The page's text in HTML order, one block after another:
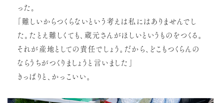
った。
「難しいからつくらないという考えは私にはありませんでし
た。たとえ難しくても、蔵元さんがほしいというものをつくる。
それが産地としての責任でしょう。だから、どこもつくらんの
ならうちがつくりましょうと言いました」
きっぱりと、かっこいい。